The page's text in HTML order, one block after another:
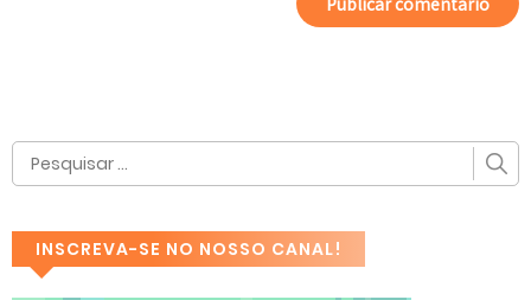
INSCREVA-SE NO NOSSO CANAL!